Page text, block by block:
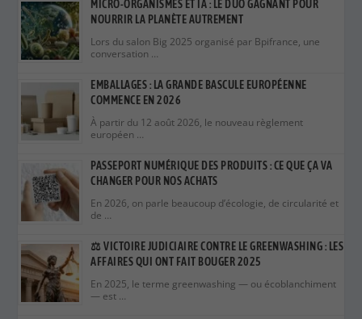
MICRO-ORGANISMES ET IA : LE DUO GAGNANT POUR
NOURRIR LA PLANÈTE AUTREMENT
Lors du salon Big 2025 organisé par Bpifrance, une
conversation …
EMBALLAGES : LA GRANDE BASCULE EUROPÉENNE
COMMENCE EN 2026
À partir du 12 août 2026, le nouveau règlement
européen …
PASSEPORT NUMÉRIQUE DES PRODUITS : CE QUE ÇA VA
CHANGER POUR NOS ACHATS
En 2026, on parle beaucoup d’écologie, de circularité et
de …
⚖️ VICTOIRE JUDICIAIRE CONTRE LE GREENWASHING : LES
AFFAIRES QUI ONT FAIT BOUGER 2025
En 2025, le terme greenwashing — ou écoblanchiment
— est …